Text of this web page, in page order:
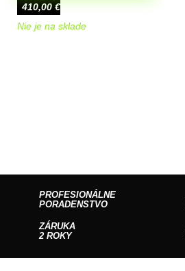
410,00€
Nie je na sklade
PROFESIONÁLNE
PORADENSTVO
ZÁRUKA
2 ROKY